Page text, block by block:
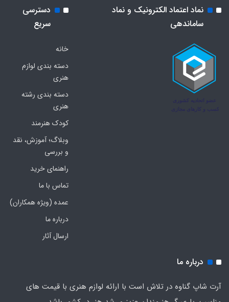
نماد اعتماد الکترونیک و نماد
ساماندهی
دسترسی
سریع
خانه
دسته بندی لوازم
هنری
دسته بندی رشته
هنری
کودک هنرمند
وبلاگ؛ آموزش، نقد
و بررسی
راهنمای خرید
تماس با ما
عمده (ویژه همکاران)
درباره ما
ارسال آثار
درباره ما
آرت شاپ گناوه در تلاش است با ارائه لوازم هنری با قیمت های